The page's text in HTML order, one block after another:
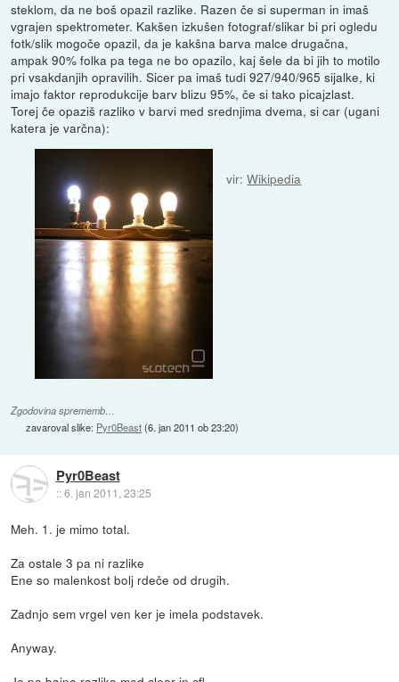
steklom, da ne boš opazil razlike. Razen če si superman in imaš
vgrajen spektrometer. Kakšen izkušen fotograf/slikar bi pri ogledu
fotk/slik mogoče opazil, da je kakšna barva malce drugačna,
ampak 90% folka pa tega ne bo opazilo, kaj šele da bi jih to motilo
pri vsakdanjih opravilih. Sicer pa imaš tudi 927/940/965 sijalke, ki
imajo faktor reprodukcije barv blizu 95%, če si tako picajzlast.
Torej če opaziš razliko v barvi med srednjima dvema, si car (ugani
katera je varčna):
vir:Wikipedia
Zgodovina sprememb…
zavaroval slike: Pyr0Beast(6. jan 2011 ob 23:20)
Pyr0Beast
::6. jan 2011, 23:25
Meh. 1. je mimo total.
Za ostale 3 pa ni razlike
Ene so malenkost bolj rdeče od drugih.
Zadnjo sem vrgel ven ker je imela podstavek.
Anyway.